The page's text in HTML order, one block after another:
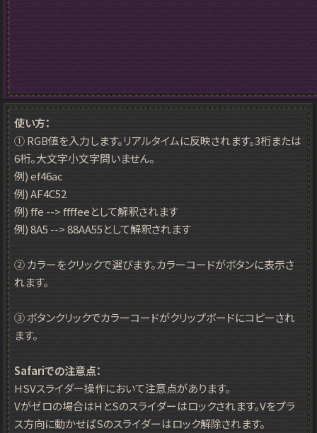
使い方：
① RGB値を入力します。リアルタイムに反映されます。3桁または
6桁。大文字小文字問いません。
例) ef46ac
例) AF4C52
例) ffe --> ffffeeとして解釈されます
例) 8A5 --> 88AA55として解釈されます
② カラーをクリックで選びます。カラーコードがボタンに表示さ
れます。
③ ボタンクリックでカラーコードがクリップボードにコピーされ
ます。
Safariでの注意点：
HSVスライダー操作において注意点があります。
Vがゼロの場合はHとSのスライダーはロックされます。Vをプラ
ス方向に動かせばSのスライダーはロック解除されます。